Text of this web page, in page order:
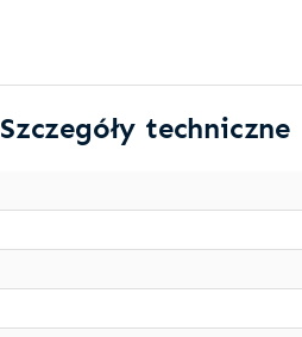
Szczegóły techniczne